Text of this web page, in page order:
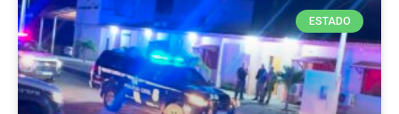
ESTADO